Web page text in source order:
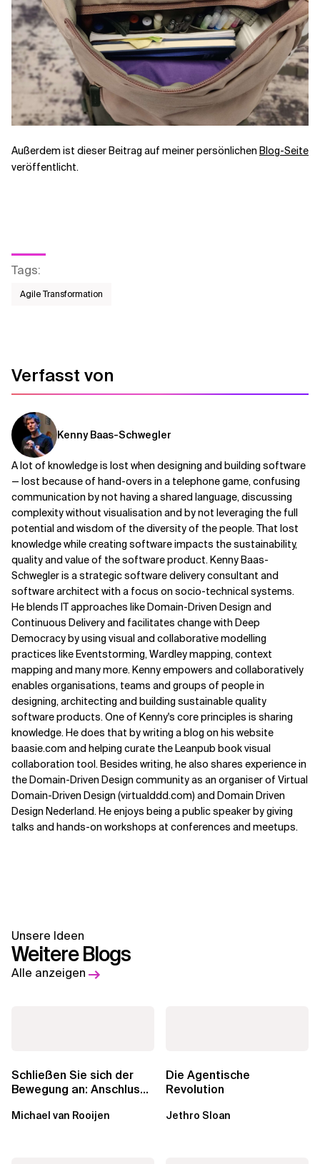
Außerdem ist dieser Beitrag auf meiner persönlichen Blog-Seite
veröffentlicht.
Tags:
Agile Transformation
Verfasst von
Kenny Baas-Schwegler
A lot of knowledge is lost when designing and building software
— lost because of hand-overs in a telephone game, confusing
communication by not having a shared language, discussing
complexity without visualisation and by not leveraging the full
potential and wisdom of the diversity of the people. That lost
knowledge while creating software impacts the sustainability,
quality and value of the software product. Kenny Baas-
Schwegler is a strategic software delivery consultant and
software architect with a focus on socio-technical systems.
He blends IT approaches like Domain-Driven Design and
Continuous Delivery and facilitates change with Deep
Democracy by using visual and collaborative modelling
practices like Eventstorming, Wardley mapping, context
mapping and many more. Kenny empowers and collaboratively
enables organisations, teams and groups of people in
designing, architecting and building sustainable quality
software products. One of Kenny's core principles is sharing
knowledge. He does that by writing a blog on his website
baasie.com and helping curate the Leanpub book visual
collaboration tool. Besides writing, he also shares experience in
the Domain-Driven Design community as an organiser of Virtual
Domain-Driven Design (virtualddd.com) and Domain Driven
Design Nederland. He enjoys being a public speaker by giving
talks and hands-on workshops at conferences and meetups.
Unsere Ideen
Weitere Blogs
Alle anzeigen
Schließen Sie sich der
Bewegung an: Anschluss
Michael van Rooijen
Die Agentische
Revolution
Jethro Sloan